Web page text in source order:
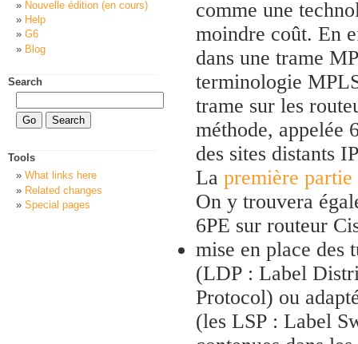
comme une
moindre coût. En
dans une trame
terminologie
trame sur les
méthode, appelée
des sites distants
La première partie
On y trouvera
6PE sur routeur
mise en place des
(LDP : Label
Protocol) ou
(les LSP : Label
Nouvelle édition (en cours)
Help
G6
Blog
Search
Tools
What links here
Related changes
Special pages